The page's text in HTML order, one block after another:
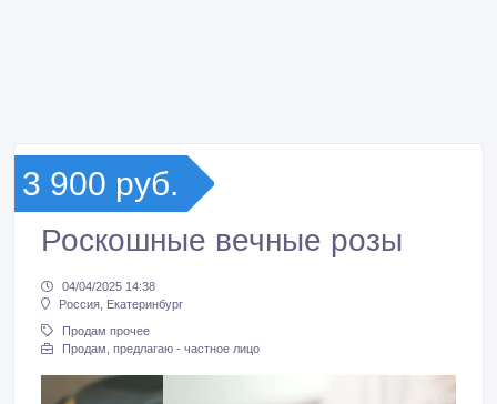
3 900 руб.
Роскошные вечные розы
04/04/2025 14:38
Россия, Екатеринбург
Продам прочее
Продам, предлагаю - частное лицо